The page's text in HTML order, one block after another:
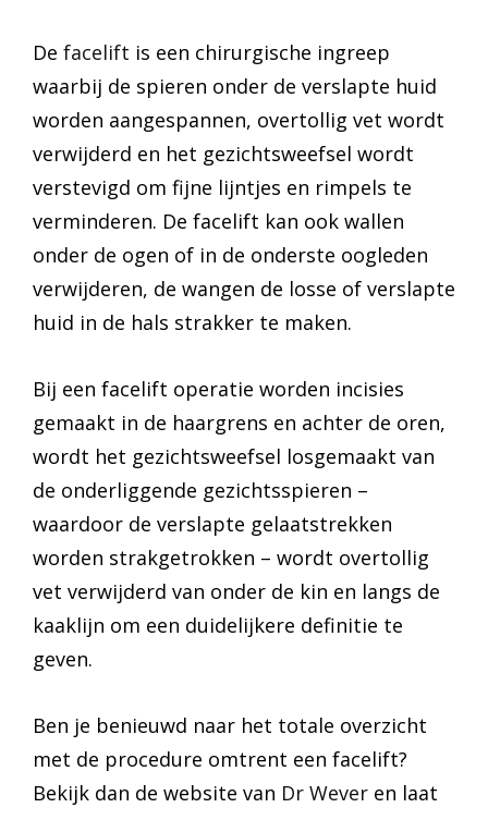
De facelift is een chirurgische ingreep
waarbij de spieren onder de verslapte huid
worden aangespannen, overtollig vet wordt
verwijderd en het gezichtsweefsel wordt
verstevigd om fijne lijntjes en rimpels te
verminderen. De facelift kan ook wallen
onder de ogen of in de onderste oogleden
verwijderen, de wangen de losse of verslapte
huid in de hals strakker te maken.
Bij een facelift operatie worden incisies
gemaakt in de haargrens en achter de oren,
wordt het gezichtsweefsel losgemaakt van
de onderliggende gezichtsspieren –
waardoor de verslapte gelaatstrekken
worden strakgetrokken – wordt overtollig
vet verwijderd van onder de kin en langs de
kaaklijn om een duidelijkere definitie te
geven.
Ben je benieuwd naar het totale overzicht
met de procedure omtrent een facelift?
Bekijk dan de website van Dr Wever en laat